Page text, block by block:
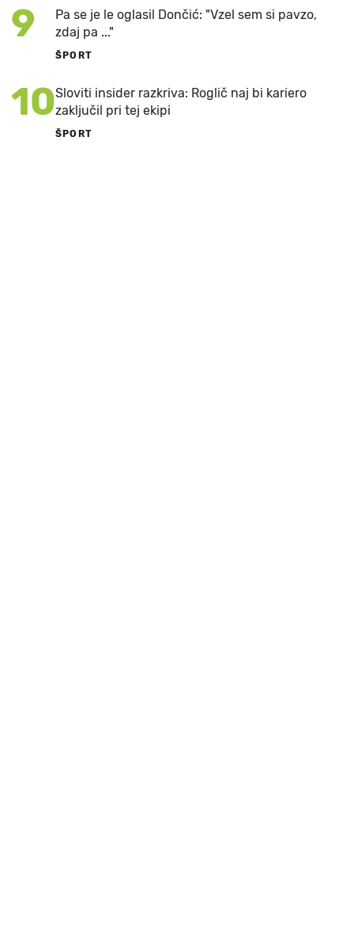
9
Pa se je le oglasil Dončić: "Vzel sem si pavzo,
zdaj pa ..."
ŠPORT
10Sloviti insider razkriva: Roglič naj bi kariero
zaključil pri tej ekipi
ŠPORT